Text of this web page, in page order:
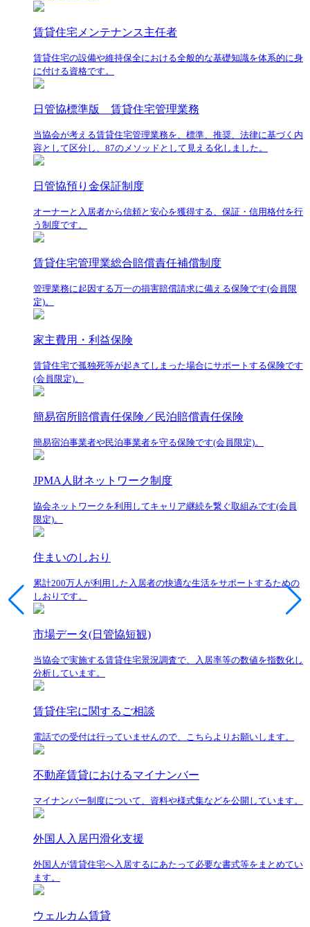
賃貸住宅メンテナンス主任者
賃貸住宅の設備や維持保全における全般的な基礎知識を体系的に身
に付ける資格です。
日管協標準版 賃貸住宅管理業務
当協会が考える賃貸住宅管理業務を、標準、推奨、法律に基づく内
容として区分し、87のメソッドとして見える化しました。
日管協預り金保証制度
オーナーと入居者から信頼と安心を獲得する、保証・信用格付を行
う制度です。
賃貸住宅管理業総合賠償責任補償制度
管理業務に起因する万一の損害賠償請求に備える保険です(会員限
定)。
家主費用・利益保険
賃貸住宅で孤独死等が起きてしまった場合にサポートする保険です
(会員限定)。
簡易宿所賠償責任保険／民泊賠償責任保険
簡易宿泊事業者や民泊事業者を守る保険です(会員限定)。
JPMA人財ネットワーク制度
協会ネットワークを利用してキャリア継続を繋ぐ取組みです(会員
限定)。
住まいのしおり
累計200万人が利用した入居者の快適な生活をサポートするための
しおりです。
市場データ(日管協短観)
当協会で実施する賃貸住宅景況調査で、入居率等の数値を指数化し
分析しています。
賃貸住宅に関するご相談
電話での受付は行っていませんので、こちらよりお願いします。
不動産賃貸におけるマイナンバー
マイナンバー制度について、資料や様式集などを公開しています。
外国人入居円滑化支援
外国人が賃貸住宅へ入居するにあたって必要な書式等をまとめてい
ます。
ウェルカム賃貸